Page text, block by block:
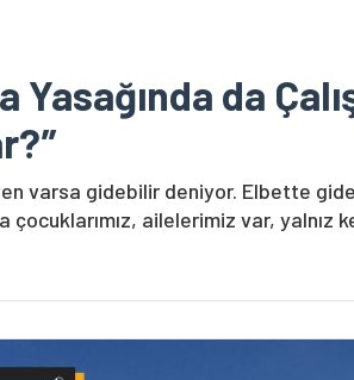
Yasağında da
varsa gidebilir deniyor. Elbette
ailelerimiz var, yalnız